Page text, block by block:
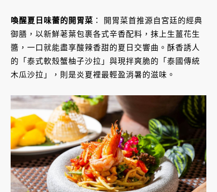
喚醒夏日味蕾的開胃菜 ： 開胃菜首推源自宮廷的經典
御膳，以新鮮荖葉包裹各式辛香配料，抹上生薑花生
醬，一口就能盡享酸辣香甜的夏日交響曲。酥香誘人
的「泰式軟殼蟹柚子沙拉」與現拌爽脆的「泰國傳統
木瓜沙拉」，則是炎夏裡最輕盈消暑的滋味。